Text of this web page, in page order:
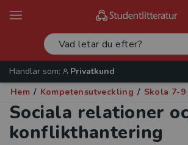
Handlar som:
Privatkund
Hem / Kompetensutveckling / Skola 7-
Sociala relationer
konflikthantering